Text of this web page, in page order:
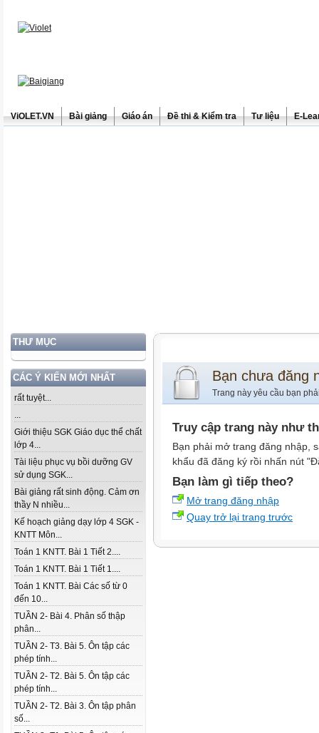
ViOLET.VN Bài giảng Giáo án Đề thi & Kiểm tra Tư liệu E-
THƯ MỤC
CÁC Ý KIẾN MỚI NHẤT
rất tuyệt...
...
Giới thiệu SGK Giáo dục thể chất
lớp 4...
Tài liệu phục vụ bồi dưỡng GV
sử dụng SGK...
Bài giảng rất sinh động. Cảm ơn
thầy N nhiều...
Kế hoạch giảng dạy lớp 4 SGK -
KNTT Môn...
Toán 1 KNTT. Bài 1 Tiết 2....
Toán 1 KNTT. Bài 1 Tiết 1....
Toán 1 KNTT. Bài Các số từ 0
đến 10...
TUẦN 2- Bài 4. Phân số thập
phân...
TUẦN 2- T3. Bài 5. Ôn tập các
phép tính...
TUẦN 2- T2. Bài 5. Ôn tập các
phép tính...
TUẦN 2- T2. Bài 3. Ôn tập phân
số...
Bạn chưa đăng
Trang này yêu cầu bạn
Truy cập trang này như
Bạn phải mở trang đăng nhập,
khẩu đã đăng ký rồi nhấn nút
Bạn làm gì tiếp theo?
Mở trang đăng nhập
Quay trở lại trang trước